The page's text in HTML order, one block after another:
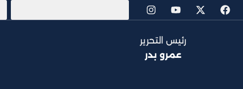
رئيس التحرير
عمرو بدر